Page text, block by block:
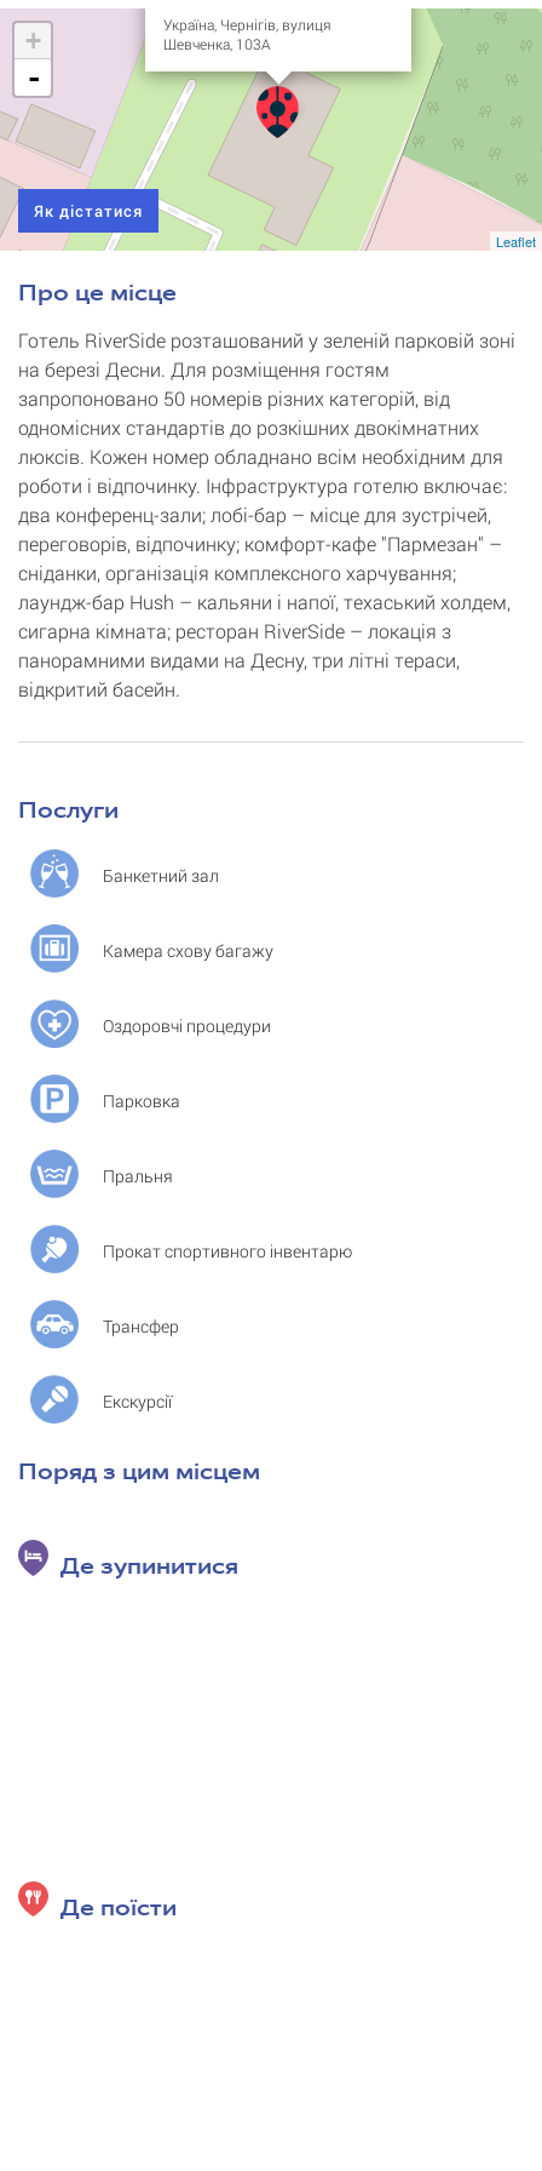
Україна, Чернігів, вулиця
Шевченка, 103А
+
-
Leaflet
Як дістатися
Про це місце
Готель RiverSide розташований у зеленій парковій зоні
на березі Десни. Для розміщення гостям
запропоновано 50 номерів різних категорій, від
одномісних стандартів до розкішних двокімнатних
люксів. Кожен номер обладнано всім необхідним для
роботи і відпочинку. Інфраструктура готелю включає:
два конференц-зали; лобі-бар – місце для зустрічей,
переговорів, відпочинку; комфорт-кафе "Пармезан" –
сніданки, організація комплексного харчування;
лаундж-бар Hush – кальяни і напої, техаський холдем,
сигарна кімната; ресторан RiverSide – локація з
панорамними видами на Десну, три літні тераси,
відкритий басейн.
Послуги
Банкетний зал
Камера схову багажу
Оздоровчі процедури
Парковка
Пральня
Прокат спортивного інвентарю
Трансфер
Екскурсії
Поряд з цим місцем
Де зупинитися
Де поїсти